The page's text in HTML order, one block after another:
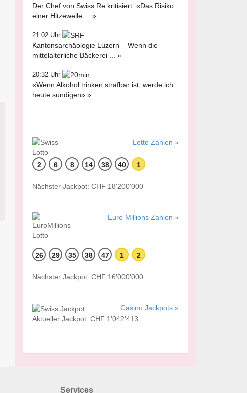
Der Chef von Swiss Re kritisiert: «Das Risiko
einer Hitzewelle ... »
21:02 Uhr
Kantonsarchäologie Luzern – Wenn die
mittelalterliche Bäckerei ... »
20:32 Uhr
«Wenn Alkohol trinken strafbar ist, werde ich
heute sündigen» »
Lotto Zahlen »
2 6 8 14 38 40 1
Nächster Jackpot: CHF 18'200'000
Euro Millions Zahlen »
26 29 35 38 47 1 2
Nächster Jackpot: CHF 16'000'000
Casino Jackpots »
Aktueller Jackpot: CHF 1'042'413
Services